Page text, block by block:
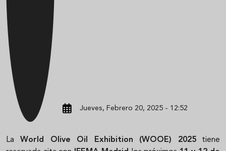
Jueves, Febrero 20, 2025 - 12:52
La World Olive Oil Exhibition (WOOE) 2025tiene